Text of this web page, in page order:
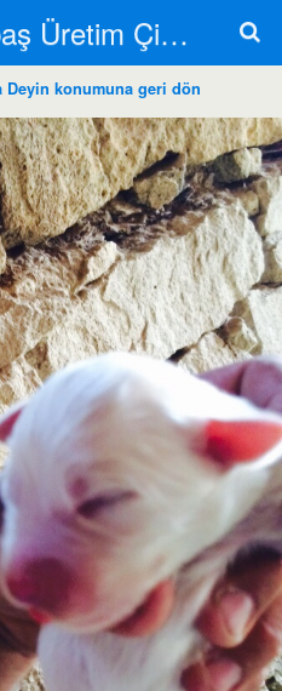
Eskişehir Akbaş Üretim Çiftliği
Deyin konumuna geri dön